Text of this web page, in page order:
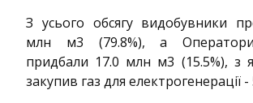
З усього обсягу видобувники
млн м3 (79.8%), а
придбали 17.0 млн м3 (15.5%), з
закупив газ для електрогенерації